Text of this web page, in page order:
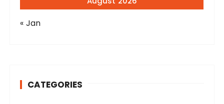
« Jan
CATEGORIES